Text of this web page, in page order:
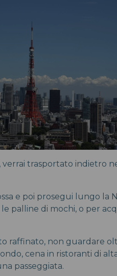
verrai trasportato indietro
e poi prosegui lungo la
palline di mochi, o per
raffinato, non guardare
cena in ristoranti di
passeggiata.